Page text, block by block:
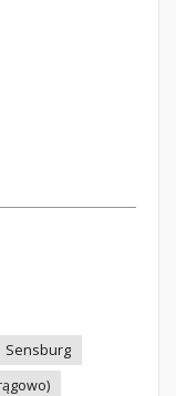
Sensburg